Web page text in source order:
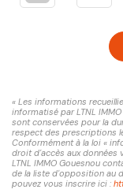
« Les informations
informatisé par LTNL
sont conservées pour la
respect des prescriptions
Conformément à la loi «
droit d'accès aux données
LTNL IMMO Gouesnou
de la liste d'opposition au
pouvez vous inscrire ici :